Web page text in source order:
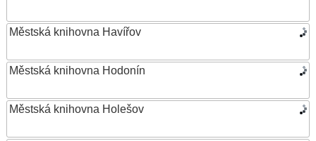
Městská knihovna Havířov
Městská knihovna Hodonín
Městská knihovna Holešov